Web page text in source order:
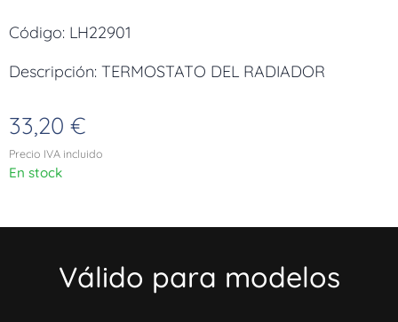
Código: LH22901
Descripción: TERMOSTATO DEL RADIADOR
33,20 €
Precio IVA incluido
En stock
Válido para modelos